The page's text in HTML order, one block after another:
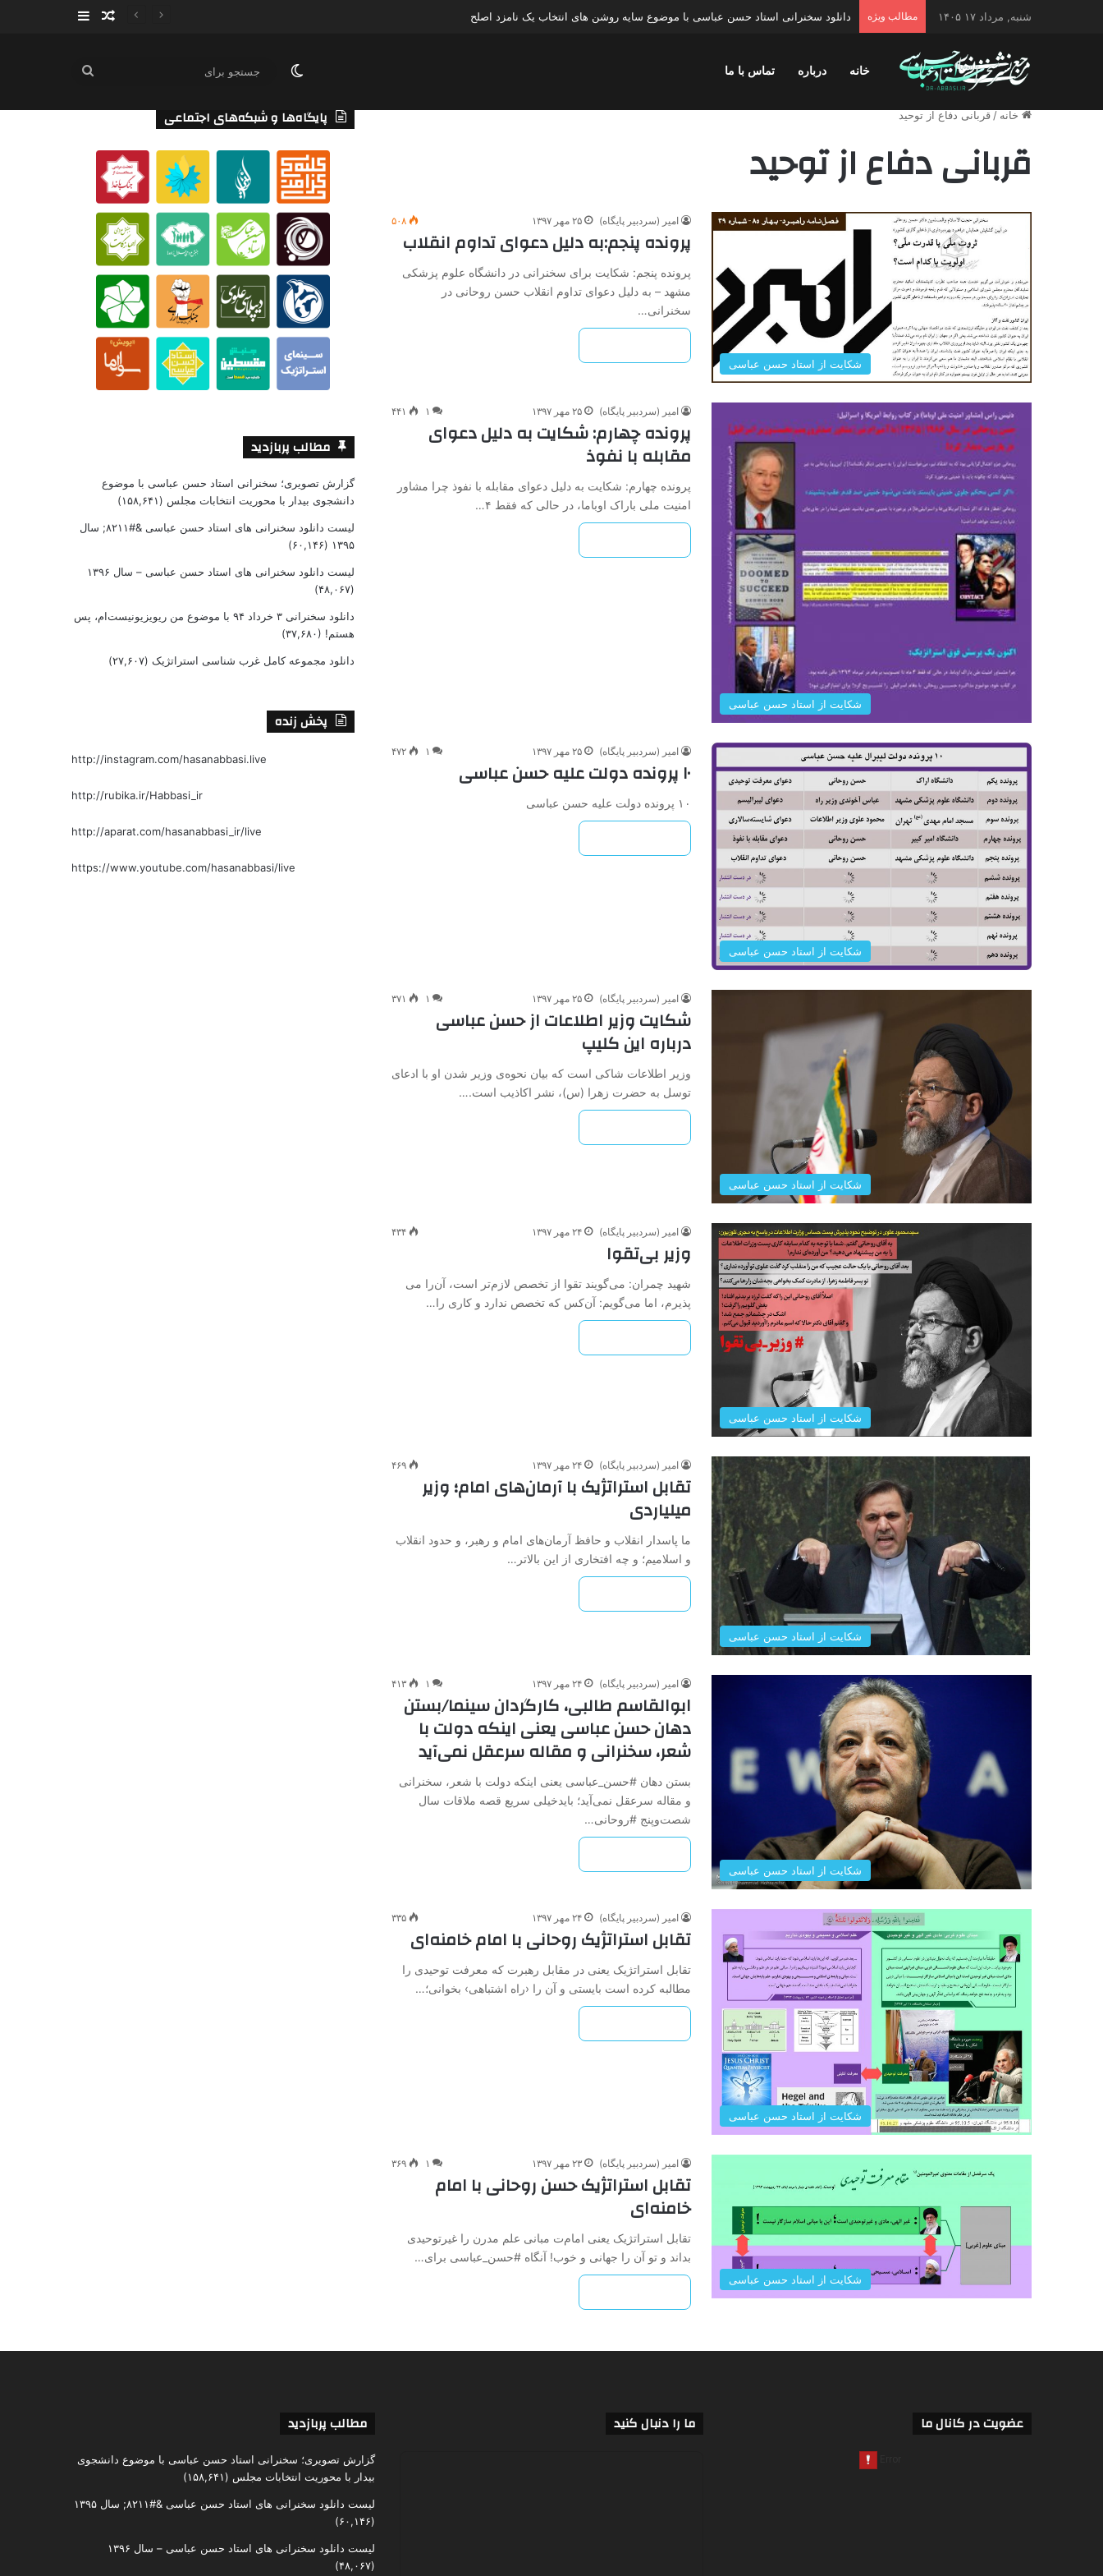
شنبه, مرداد ۱۷ ۱۴۰۵ مطالب ویژه دانلود سخنرانی استاد حسن عباسی با موضوع سایه روشن های انتخاب یک نامزد اصلح نوشته تصادفی
سایدبار
خانه درباره تماس با ما تغییر پوسته
جستجو
خانه / قربانی دفاع از توحید
قربانی دفاع از توحید
شکایت از استاد حسن عباسی
امیر (سردبیر پایگاه) ۲۵ مهر ۱۳۹۷ ۵۰۸
پرونده پنجم:به دلیل دعوای تداوم انقلاب
پرونده پنجم: شکایت برای سخنرانی در دانشگاه علوم پزشکی
مشهد – به دلیل دعوای تداوم انقلاب حسن روحانی در
سخنرانی…
شکایت از استاد حسن عباسی
امیر (سردبیر پایگاه) ۲۵ مهر ۱۳۹۷ ۱ ۴۴۱
پرونده چهارم: شکایت به دلیل دعوای
مقابله با نفوذ
پرونده چهارم: شکایت به دلیل دعوای مقابله با نفوذ چرا مشاور
امنیت ملی باراک اوباما، در حالی که فقط ۴…
شکایت از استاد حسن عباسی
امیر (سردبیر پایگاه) ۲۵ مهر ۱۳۹۷ ۱ ۴۷۲
۱۰ پرونده دولت علیه حسن عباسی
۱۰ پرونده دولت علیه حسن عباسی
شکایت از استاد حسن عباسی
امیر (سردبیر پایگاه) ۲۵ مهر ۱۳۹۷ ۱ ۳۷۱
شکایت وزیر اطلاعات از حسن عباسی
درباره این کلیپ
وزیر اطلاعات شاکی است که بیان نحوه‌ی وزیر شدن او با ادعای
توسل به حضرت زهرا (س)، نشر اکاذیب است.…
شکایت از استاد حسن عباسی
امیر (سردبیر پایگاه) ۲۴ مهر ۱۳۹۷ ۴۳۴
وزیر بی‌تقوا
شهید چمران: می‌گویند تقوا از تخصص لازم‌تر است، آن‌را می
پذیرم، اما می‌گویم: آن‌کس که تخصص ندارد و کاری را…
شکایت از استاد حسن عباسی
امیر (سردبیر پایگاه) ۲۴ مهر ۱۳۹۷ ۴۶۹
تقابل استراتژیک با آرمان‌های امام؛ وزیر
میلیاردی
ما پاسدار انقلاب و حافظ آرمان‌های امام و رهبر، و حدود انقلاب
و اسلامیم؛ و چه افتخاری از این بالاتر…
شکایت از استاد حسن عباسی
امیر (سردبیر پایگاه) ۲۴ مهر ۱۳۹۷ ۱ ۴۱۳
ابوالقاسم طالبی، کارگردان سینما/بستن
دهان حسن عباسى يعنى اینکه دولت با
شعر، سخنرانى و مقاله سرعقل نمى‌آيد
بستن دهان #حسن_عباسى يعنى اینکه دولت با شعر، سخنرانى
و مقاله سرعقل نمى‌آيد؛ بايدخيلى سريع قصه ملاقات سال
شصت‌وپنج #روحانى…
شکایت از استاد حسن عباسی
امیر (سردبیر پایگاه) ۲۴ مهر ۱۳۹۷ ۳۳۵
تقابل استراتژیک روحانی با امام خامنه‌ای
تقابل استراتژیک یعنی در مقابل رهبرت که معرفت توحیدی را
مطالبه کرده است بایستی و آن را ‹راه اشتباهی› بخوانی؛…
شکایت از استاد حسن عباسی
امیر (سردبیر پایگاه) ۲۳ مهر ۱۳۹۷ ۱ ۳۶۹
تقابل استراتژیک حسن روحانی با امام
خامنه‌ای
تقابل استراتژیک یعنی امام‌ت مبانی علم مدرن را غیرتوحیدی
بداند و تو آن را جهانی و خوب! آنگاه #حسن_عباسی‌ برای…
پایگاه‌ها و شبکه‌های اجتماعی
مطالب پربازدید
گزارش تصویری؛ سخنرانی استاد حسن عباسی با موضوع
دانشجوی بیدار با محوریت انتخابات مجلس (۱۵۸,۶۴۱)
لیست دانلود سخنرانی های استاد حسن عباسی &#۸۲۱۱; سال
۱۳۹۵ (۶۰,۱۴۶)
لیست دانلود سخنرانی های استاد حسن عباسی – سال ۱۳۹۶
(۴۸,۰۶۷)
دانلود سخنرانی ۳ خرداد ۹۴ با موضوع من ریویزیونیست‌ام، پس
هستم! (۳۷,۶۸۰)
دانلود مجموعه کامل غرب شناسی استراتژیک (۲۷,۶۰۷)
پخش زنده
http://instagram.com/hasanabbasi.live
http://rubika.ir/Habbasi_ir
http://aparat.com/hasanabbasi_ir/live
https://www.youtube.com/hasanabbasi/live
عضویت در کانال ما ما را دنبال کنید مطالب پربازدید
گزارش تصویری؛ سخنرانی استاد حسن عباسی با موضوع دانشجوی
بیدار با محوریت انتخابات مجلس (۱۵۸,۶۴۱)
لیست دانلود سخنرانی های استاد حسن عباسی &#۸۲۱۱; سال ۱۳۹۵
(۶۰,۱۴۶)
لیست دانلود سخنرانی های استاد حسن عباسی – سال ۱۳۹۶
(۴۸,۰۶۷)